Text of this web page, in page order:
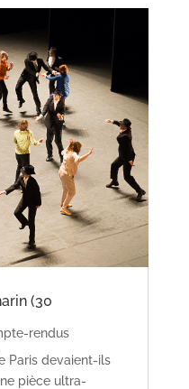
(30
rendus
Paris devaient-ils
pièce ultra-